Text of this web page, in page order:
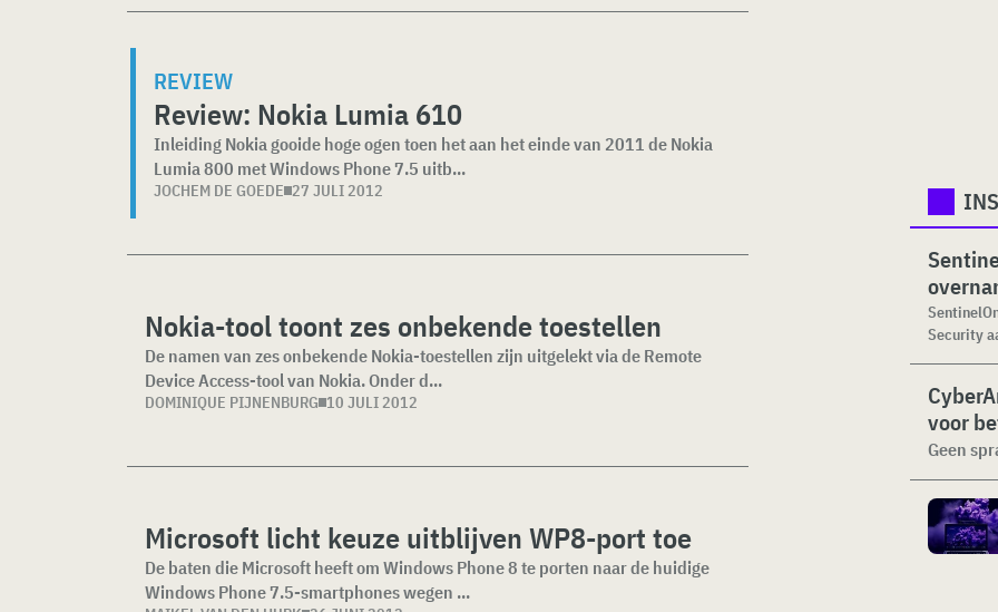
REVIEW
Review: Nokia Lumia 610
Inleiding Nokia gooide hoge ogen toen het aan het einde van 2011 de Nokia
Lumia 800 met Windows Phone 7.5 uitb...
JOCHEM DE GOEDE 27 JULI 2012
Nokia-tool toont zes onbekende toestellen
De namen van zes onbekende Nokia-toestellen zijn uitgelekt via de Remote
Device Access-tool van Nokia. Onder d...
DOMINIQUE PIJNENBURG 10 JULI 2012
Microsoft licht keuze uitblijven WP8-port toe
De baten die Microsoft heeft om Windows Phone 8 te porten naar de huidige
Windows Phone 7.5-smartphones wegen ...
Security
voor
Geen